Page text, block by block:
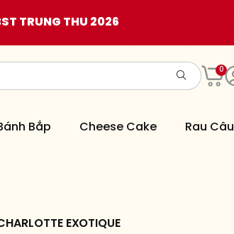
TRUNG THU 2026
0
Bắp Cheese Cake Rau Câu
EXOTIQUE